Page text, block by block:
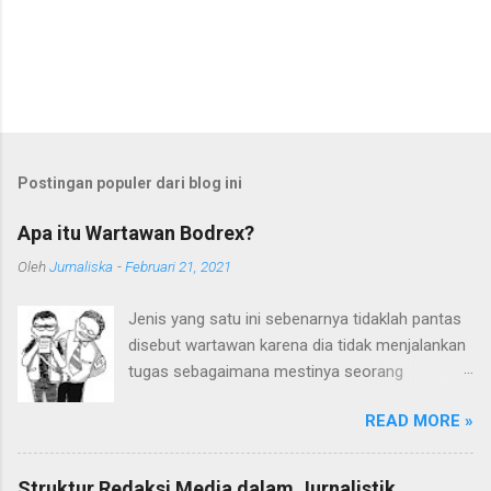
Postingan populer dari blog ini
Apa itu Wartawan Bodrex?
OlehJurnaliska -Februari 21, 2021
Jenis yang satu ini sebenarnya tidaklah pantas
disebut wartawan karena dia tidak menjalankan
tugas sebagaimana mestinya seorang
terlanjur digunakan karena mereka sering kali
mengaku sebagai wartawan. Ditambah lagi
kedekatan pergaulan mereka dengan kalangan
READ MORE »